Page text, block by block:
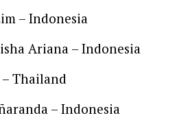
– Indonesia
Ariana – Indonesia
Thailand
– Indonesia